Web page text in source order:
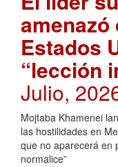
amenazó
Estados
“lección
Julio,
Mojtaba Khamenei
las hostilidades en
que no aparecerá en
normalice”